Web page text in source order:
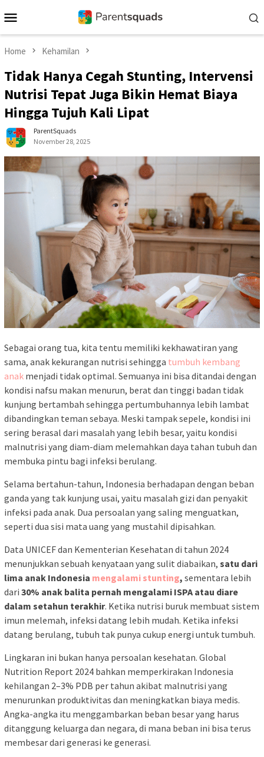
to
Menu
Home Kehamilan
Tidak Hanya Cegah Stunting, Intervensi
Nutrisi Tepat Juga Bikin Hemat Biaya
Hingga Tujuh Kali Lipat
ParentSquads
November 28, 2025
Sebagai orang tua, kita tentu memiliki kekhawatiran yang
sama, anak kekurangan nutrisi sehingga tumbuh kembang
anak menjadi tidak optimal. Semuanya ini bisa ditandai dengan
kondisi nafsu makan menurun, berat dan tinggi badan tidak
kunjung bertambah sehingga pertumbuhannya lebih lambat
dibandingkan teman sebaya. Meski tampak sepele, kondisi ini
sering berasal dari masalah yang lebih besar, yaitu kondisi
malnutrisi yang diam-diam melemahkan daya tahan tubuh dan
membuka pintu bagi infeksi berulang.
Selama bertahun-tahun, Indonesia berhadapan dengan beban
ganda yang tak kunjung usai, yaitu masalah gizi dan penyakit
infeksi pada anak. Dua persoalan yang saling menguatkan,
seperti dua sisi mata uang yang mustahil dipisahkan.
Data UNICEF dan Kementerian Kesehatan di tahun 2024
menunjukkan sebuah kenyataan yang sulit diabaikan, satu dari
lima anak Indonesia mengalami stunting, sementara lebih
dari 30% anak balita pernah mengalami ISPA atau diare
dalam setahun terakhir. Ketika nutrisi buruk membuat sistem
imun melemah, infeksi datang lebih mudah. Ketika infeksi
datang berulang, tubuh tak punya cukup energi untuk tumbuh.
Lingkaran ini bukan hanya persoalan kesehatan. Global
Nutrition Report 2024 bahkan memperkirakan Indonesia
kehilangan 2–3% PDB per tahun akibat malnutrisi yang
menurunkan produktivitas dan meningkatkan biaya medis.
Angka-angka itu menggambarkan beban besar yang harus
ditanggung keluarga dan negara, di mana beban ini bisa terus
membesar dari generasi ke generasi.